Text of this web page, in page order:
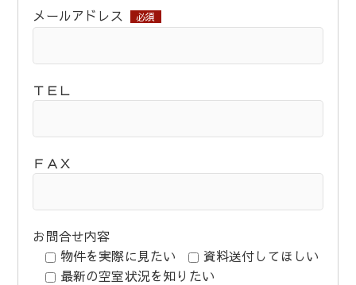
メールアドレス 必須
ＴＥＬ
ＦＡＸ
お問合せ内容
物件を実際に見たい
資料送付してほしい
最新の空室状況を知りたい